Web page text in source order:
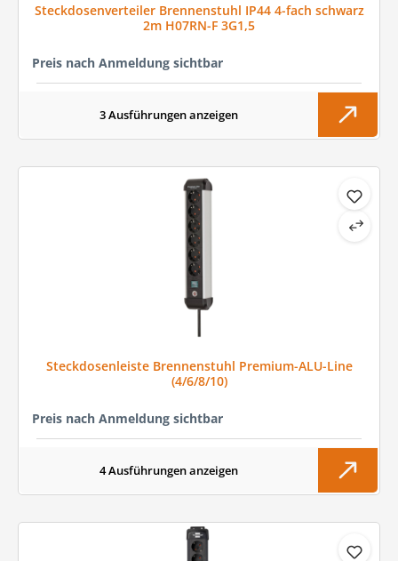
Steckdosenverteiler Brennenstuhl IP44 4-fach schwarz
2m H07RN-F 3G1,5
Preis nach Anmeldung sichtbar
3 Ausführungen anzeigen
Steckdosenleiste Brennenstuhl Premium-ALU-Line
(4/6/8/10)
Preis nach Anmeldung sichtbar
4 Ausführungen anzeigen